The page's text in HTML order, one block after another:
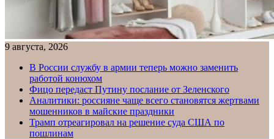
9 августа, 2026
В России службу в армии теперь можно заменить
работой конюхом
Фицо передаст Путину послание от Зеленского
Аналитики: россияне чаще всего становятся жертвами
мошенников в майские праздники
Трамп отреагировал на решение суда США по
пошлинам